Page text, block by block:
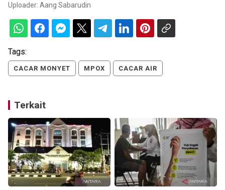
Uploader: Aang Sabarudin
Tags:
CACAR MONYET MPOX CACAR AIR
Terkait